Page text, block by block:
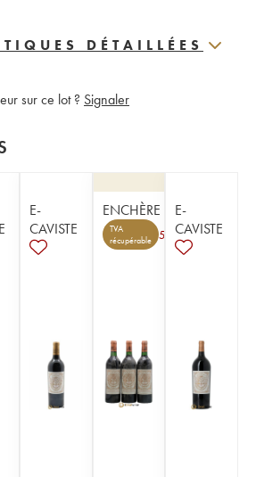
DÉTAILLÉES
sur ce lot ? Signaler
E-
CAVISTE
ENCHÈRE
TVA
récupérable
5
E-
CAVISTE